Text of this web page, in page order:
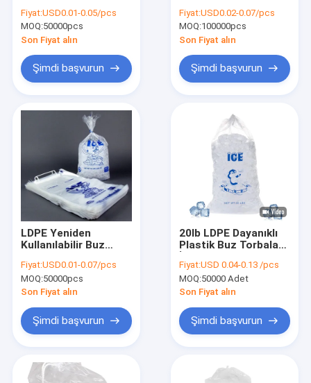
Fiyat:USD0.01-0.05/pcs
MOQ:50000pcs
Son Fiyat alın
Şimdi başvurun
Fiyat:USD0.02-0.07/pcs
MOQ:100000pcs
Son Fiyat alın
Şimdi başvurun
LDPE Yeniden
Kullanılabilir Buz
Fiyat:USD0.01-0.07/pcs
MOQ:50000pcs
Son Fiyat alın
Şimdi başvurun
20lb LDPE Dayanıklı
Plastik Buz Torbaları
Yalıtımı
Fiyat:USD 0.04-0.13 /pcs
MOQ:50000 Adet
Son Fiyat alın
Şimdi başvurun